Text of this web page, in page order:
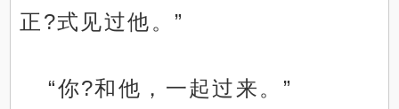
正?式见过他。”
“你?和他，一起过来。”